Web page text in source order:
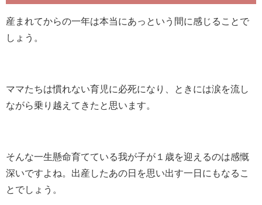
産まれてからの一年は本当にあっという間に感じることで
しょう。
ママたちは慣れない育児に必死になり、ときには涙を流し
ながら乗り越えてきたと思います。
そんな一生懸命育てている我が子が１歳を迎えるのは感慨
深いですよね。出産したあの日を思い出す一日にもなるこ
とでしょう。